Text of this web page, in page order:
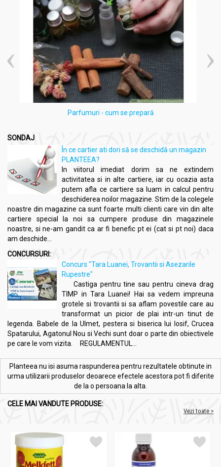
Parfumuri - cum se prepară
SONDAJ
În ce cartier ati dori să se deschidă un magazin
PLANTEEA?
In viitorul imediat dorim sa ne extindem
activitatea si in alte cartiere, iar cu ocazia asta
putem afla ce cartiere sa luam in calcul pentru
deschiderea noilor magazine. Stim de la colegele
noastre din magazine ca sunt foarte multi clienti care vin din alte
cartiere special la noi sa cumpere produse din magazinele
noastre, si ne-am gandit ca ar fi benefic pt ei (cat si pt noi) daca
am deschide...
CONCURSURI:
Concurs "Tara Luanei, Trovantii si Asezarile
Rupestre"
Castiga pentru tine sau pentru cineva drag
TIMP in Tara Luanei! Hai sa vedem impreuna
grotele si trovantii si sa aflam povestile care au
transformat un picior de plai intr-un tinut de
legenda. Babele de la Ulmet, pestera si biserica lui Iosif, Crucea
Spatarului, Agatonul Nou si Vechi sunt doar o parte din obiectivele
pe care le vom vizita. REGULAMENTUL...
Planteea nu isi asuma raspunderea pentru rezultatele obtinute in
urma utilizarii produselor deoarece efectele acestora pot fi diferite
de la o persoana la alta.
CELE MAI VANDUTE PRODUSE:
Vezi toate >